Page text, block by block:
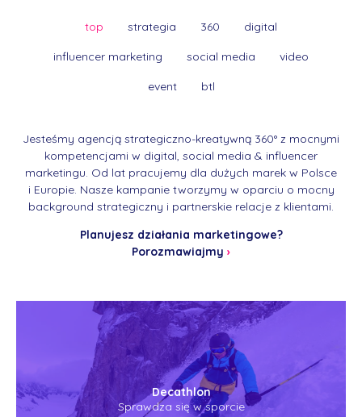
top strategia 360 digital
influencer marketing social media video
event btl
Jesteśmy agencją strategiczno-kreatywną 360° z mocnymi
kompetencjami w digital, social media & influencer
marketingu. Od lat pracujemy dla dużych marek w Polsce
i Europie. Nasze kampanie tworzymy w oparciu o mocny
background strategiczny i partnerskie relacje z klientami.
Planujesz działania marketingowe?
Porozmawiajmy ›
Decathlon
Sprawdza się w sporcie